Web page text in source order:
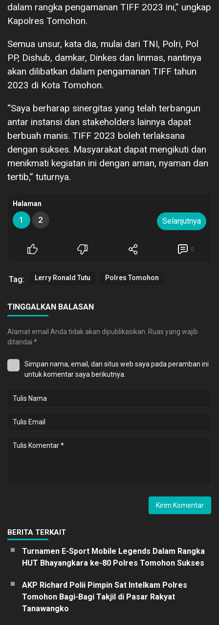
dalam rangka pengamanan TIFF 2023 ini,” ungkap
Kapolres Tomohon.
Semua unsur, kata dia, mulai dari TNI, Polri, Pol
PP, Dishub, damkar, Dinkes dan linmas, nantinya
akan dilibatkan dalam pengamanan TIFF tahun
2023 di Kota Tomohon.
“Saya berharap sinergitas yang telah terbangun
antar instansi dan stakeholders lainnya dapat
berbuah manis. TIFF 2023 boleh terlaksana
dengan sukses. Masyarakat dapat mengikuti dan
menikmati kegiatan ini dengan aman, nyaman dan
tertib,” tuturnya.
Halaman
1 2 Selanjutnya
0
Tag: Lerry Ronald Tutu Polres Tomohon
TINGGALKAN BALASAN
Alamat email Anda tidak akan dipublikasikan. Ruas yang wajib
ditandai *
Simpan nama, email, dan situs web saya pada peramban ini
untuk komentar saya berikutnya.
BERITA TERKAIT
Turnamen E-Sport Mobile Legends Dalam Rangka
HUT Bhayangkara ke-80 Polres Tomohon Sukses
AKP Richard Polii Pimpin Sat Intelkam Polres
Tomohon Bagi-Bagi Takjil di Pasar Rakyat
Tanawangko